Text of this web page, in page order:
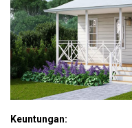
Keuntungan: